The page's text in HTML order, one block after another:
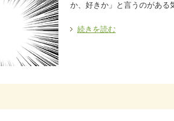
か、好きか」と言うのがある
続きを読む